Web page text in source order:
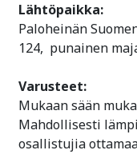
Lähtöpaikka:
Paloheinän
124, punainen
Varusteet:
Mukaan sään
Mahdollisesti
osallistujia